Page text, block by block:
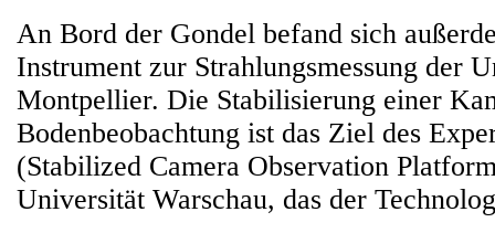
An Bord der Gondel befand sich
Instrument zur Strahlungsmessung der
Montpellier. Die Stabilisierung einer
Bodenbeobachtung ist das Ziel des
(Stabilized Camera Observation
Universität Warschau, das der